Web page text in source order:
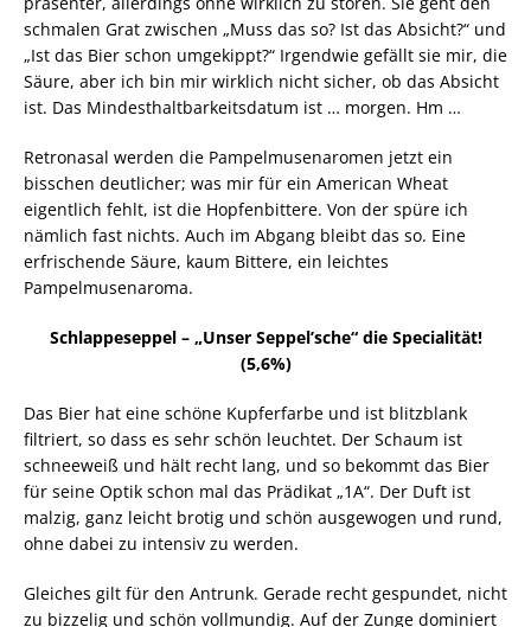
schmalen Grat zwischen „Muss das so? Ist das Absicht?“ und
„Ist das Bier schon umgekippt?“ Irgendwie gefällt sie mir, die
Säure, aber ich bin mir wirklich nicht sicher, ob das Absicht
ist. Das Mindesthaltbarkeitsdatum ist … morgen. Hm …
Retronasal werden die Pampelmusenaromen jetzt ein
bisschen deutlicher; was mir für ein American Wheat
eigentlich fehlt, ist die Hopfenbittere. Von der spüre ich
nämlich fast nichts. Auch im Abgang bleibt das so. Eine
erfrischende Säure, kaum Bittere, ein leichtes
Pampelmusenaroma.
Schlappeseppel – „Unser Seppel’sche“ die Specialität!
(5,6%)
Das Bier hat eine schöne Kupferfarbe und ist blitzblank
filtriert, so dass es sehr schön leuchtet. Der Schaum ist
schneeweiß und hält recht lang, und so bekommt das Bier
für seine Optik schon mal das Prädikat „1A“. Der Duft ist
malzig, ganz leicht brotig und schön ausgewogen und rund,
ohne dabei zu intensiv zu werden.
Gleiches gilt für den Antrunk. Gerade recht gespundet, nicht
zu bizzelig und schön vollmundig. Auf der Zunge dominiert